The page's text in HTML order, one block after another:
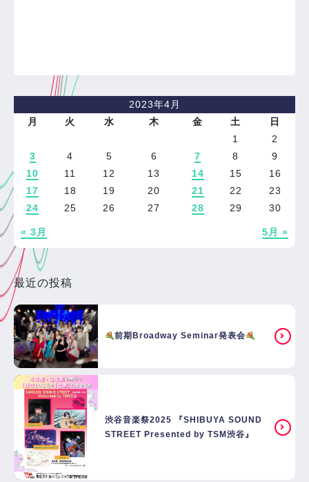
2023年4月
月
火 水 木 金 土 日
« 3月 5月 »
1
2
3
4 5 6 7 8
9
10
11 12 13 14 15
16
17
18 19 20 21 22
23
24
25 26 27 28 29 30
最近の投稿
前期Broadway Seminar発表会
渋谷音楽祭2025 『SHIBUYA SOUND
STREET Presented by TSM渋谷』